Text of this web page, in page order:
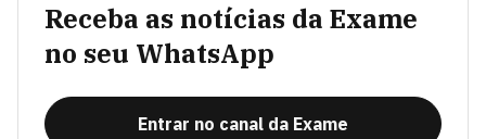
Receba as notícias da Exame
no seu WhatsApp
Entrar no canal da Exame